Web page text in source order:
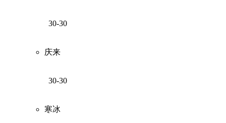
30-30
庆来
30-30
寒冰